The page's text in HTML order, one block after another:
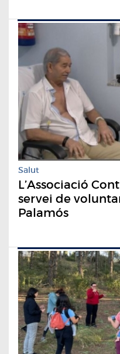
Salut
L’Associació
servei de
Palamós